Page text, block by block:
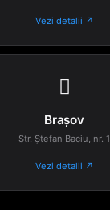
Vezi detalii ↗

Brașov
Str. Ștefan Baciu, nr. 1
Vezi detalii ↗